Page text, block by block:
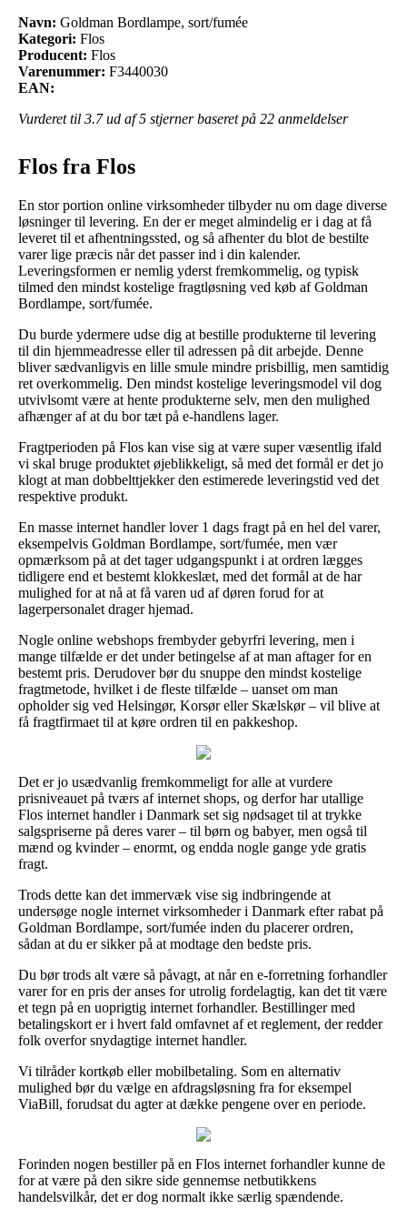
Navn: Goldman Bordlampe, sort/fumée
Kategori: Flos
Producent: Flos
Varenummer: F3440030
EAN:
Vurderet til 3.7ud af 5 stjerner baseret på 22 anmeldelser
Flos fra Flos
En stor portion online virksomheder tilbyder nu om dage diverse
løsninger til levering. En der er meget almindelig er i dag at få
leveret til et afhentningssted, og så afhenter du blot de bestilte
varer lige præcis når det passer ind i din kalender.
Leveringsformen er nemlig yderst fremkommelig, og typisk
tilmed den mindst kostelige fragtløsning ved køb af Goldman
Bordlampe, sort/fumée.
Du burde ydermere udse dig at bestille produkterne til levering
til din hjemmeadresse eller til adressen på dit arbejde. Denne
bliver sædvanligvis en lille smule mindre prisbillig, men samtidig
ret overkommelig. Den mindst kostelige leveringsmodel vil dog
utvivlsomt være at hente produkterne selv, men den mulighed
afhænger af at du bor tæt på e-handlens lager.
Fragtperioden på Flos kan vise sig at være super væsentlig ifald
vi skal bruge produktet øjeblikkeligt, så med det formål er det jo
klogt at man dobbelttjekker den estimerede leveringstid ved det
respektive produkt.
En masse internet handler lover 1 dags fragt på en hel del varer,
eksempelvis Goldman Bordlampe, sort/fumée, men vær
opmærksom på at det tager udgangspunkt i at ordren lægges
tidligere end et bestemt klokkeslæt, med det formål at de har
mulighed for at nå at få varen ud af døren forud for at
lagerpersonalet drager hjemad.
Nogle online webshops frembyder gebyrfri levering, men i
mange tilfælde er det under betingelse af at man aftager for en
bestemt pris. Derudover bør du snuppe den mindst kostelige
fragtmetode, hvilket i de fleste tilfælde – uanset om man
opholder sig ved Helsingør, Korsør eller Skælskør – vil blive at
få fragtfirmaet til at køre ordren til en pakkeshop.
Det er jo usædvanlig fremkommeligt for alle at vurdere
prisniveauet på tværs af internet shops, og derfor har utallige
Flos internet handler i Danmark set sig nødsaget til at trykke
salgspriserne på deres varer – til børn og babyer, men også til
mænd og kvinder – enormt, og endda nogle gange yde gratis
fragt.
Trods dette kan det immervæk vise sig indbringende at
undersøge nogle internet virksomheder i Danmark efter rabat på
Goldman Bordlampe, sort/fumée inden du placerer ordren,
sådan at du er sikker på at modtage den bedste pris.
Du bør trods alt være så påvagt, at når en e-forretning forhandler
varer for en pris der anses for utrolig fordelagtig, kan det tit være
et tegn på en uoprigtig internet forhandler. Bestillinger med
betalingskort er i hvert fald omfavnet af et reglement, der redder
folk overfor snydagtige internet handler.
Vi tilråder kortkøb eller mobilbetaling. Som en alternativ
mulighed bør du vælge en afdragsløsning fra for eksempel
ViaBill, forudsat du agter at dække pengene over en periode.
Forinden nogen bestiller på en Flos internet forhandler kunne de
for at være på den sikre side gennemse netbutikkens
handelsvilkår, det er dog normalt ikke særlig spændende.